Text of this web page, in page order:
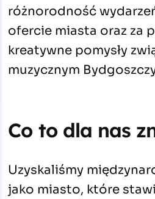
różnorodność
ofercie miasta oraz za
kreatywne pomysły
muzycznym
Co to dla nas
Uzyskaliśmy
jako miasto, które